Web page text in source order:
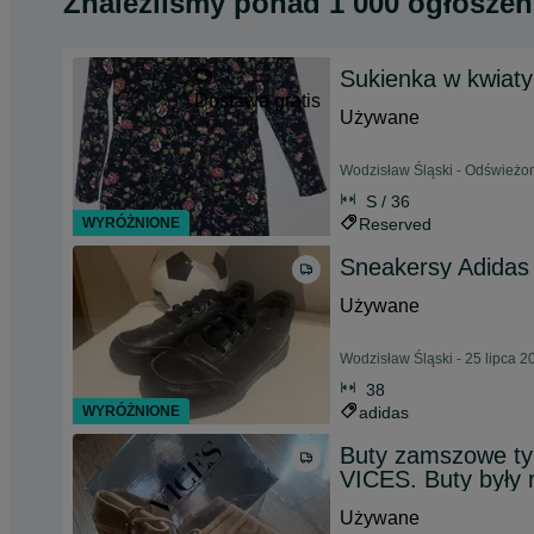
Dostawa gratis
Sukienka w
Używane
Wodzisław Śląski -
S / 36
Reserved
Sneakersy
Używane
Wodzisław Śląski - 25 lipca
38
adidas
Buty zamszowe
VICES. Buty były
Używane
WYRÓŻNIONE
WYRÓŻNIONE